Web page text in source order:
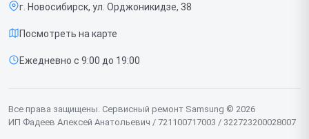
Доставка и способы оплаты
Диагностика
Контакты
Принтеров
г. Новосибирск, ул. Орджоникидзе, 38
Посмотреть на карте
Ежедневно с 9:00 до 19:00
Все права защищены. Сервисный ремонт Samsung © 2026
ИП Фадеев Алексей Анатольевич / 721100717003 / 322723200028007